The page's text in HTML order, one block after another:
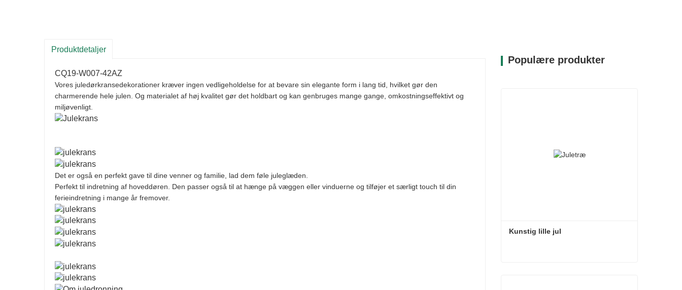
Produktdetaljer
CQ19-W007-42AZ
Vores juledørkransedekorationer kræver ingen vedligeholdelse for at bevare sin elegante form i lang tid, hvilket gør den
charmerende hele julen. Og materialet af høj kvalitet gør det holdbart og kan genbruges mange gange, omkostningseffektivt og
miljøvenligt.
Det er også en perfekt gave til dine venner og familie, lad dem føle juleglæden.
Perfekt til indretning af hoveddøren. Den passer også til at hænge på væggen eller vinduerne og tilføjer et særligt touch til din
ferieindretning i mange år fremover.
Populære produkter
Kunstig lille jul